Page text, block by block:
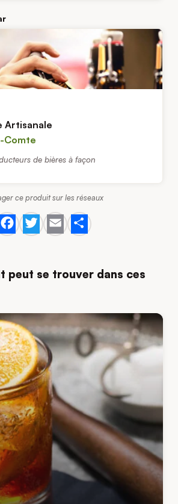
Artisanale
Comte
de bières à façon
ce produit sur les réseaux
Facebook
Twitter
EmailShare
peut se trouver dans ces